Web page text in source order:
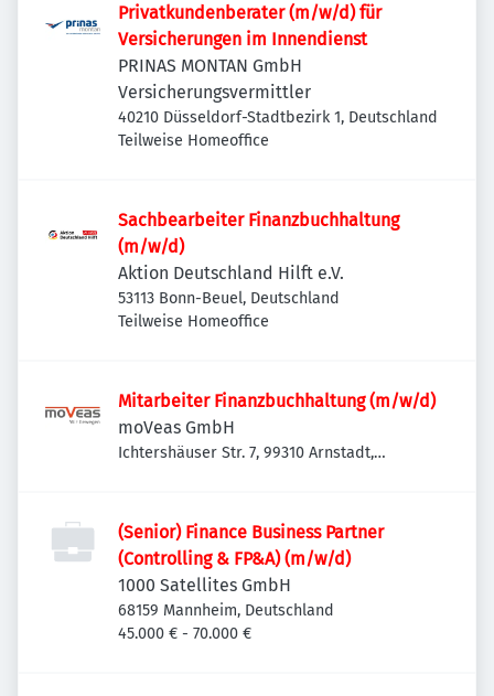
Privatkundenberater (m/w/d) für
Versicherungen im Innendienst
PRINAS MONTAN GmbH
Versicherungsvermittler
40210 Düsseldorf-Stadtbezirk 1, Deutschland
Teilweise Homeoffice
Sachbearbeiter Finanzbuchhaltung
(m/w/d)
Aktion Deutschland Hilft e.V.
53113 Bonn-Beuel, Deutschland
Teilweise Homeoffice
Mitarbeiter Finanzbuchhaltung (m/w/d)
moVeas GmbH
Ichtershäuser Str. 7, 99310 Arnstadt,
(Senior) Finance Business Partner
(Controlling & FP&A) (m/w/d)
1000 Satellites GmbH
68159 Mannheim, Deutschland
45.000 € - 70.000 €